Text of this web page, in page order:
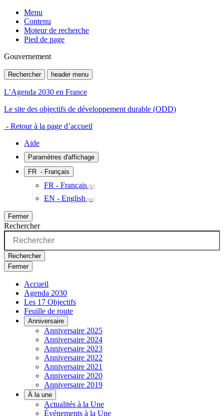
Menu
Contenu
Moteur de recherche
Pied de page
Gouvernement
Rechercher header menu
L’Agenda 2030 en France
Le site des objectifs de développement durable (ODD)
- Retour à la page d’accueil
Aide
Paramètres d'affichage
FR - Français
FR - Français
EN - English
Fermer
Rechercher
Rechercher
Fermer
Accueil
Agenda 2030
Les 17 Objectifs
Feuille de route
Anniversaire
Anniversaire 2025
Anniversaire 2024
Anniversaire 2023
Anniversaire 2022
Anniversaire 2021
Anniversaire 2020
Anniversaire 2019
À la une
Actualités à la Une
Événements à la Une